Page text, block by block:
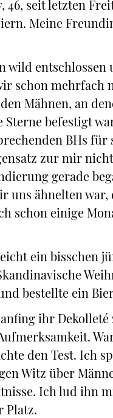
seit letzten
Meine
wild entschlossen
schon mehrfach
Mähnen, an
Sterne befestigt
BHs für
zur mir
gerade
uns ähnelten war,
schon einige
ein bisschen
bestellte ein
ihr
den Test. Ich
Witz über
Ich lud ihn
Platz.